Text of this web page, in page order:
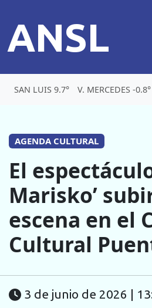
ANSL
SAN LUIS 9.7° V. MERCEDES -0.8°
AGENDA CULTURAL
El
Marisko’
escena en el
Cultural
3 de junio de 2026 |